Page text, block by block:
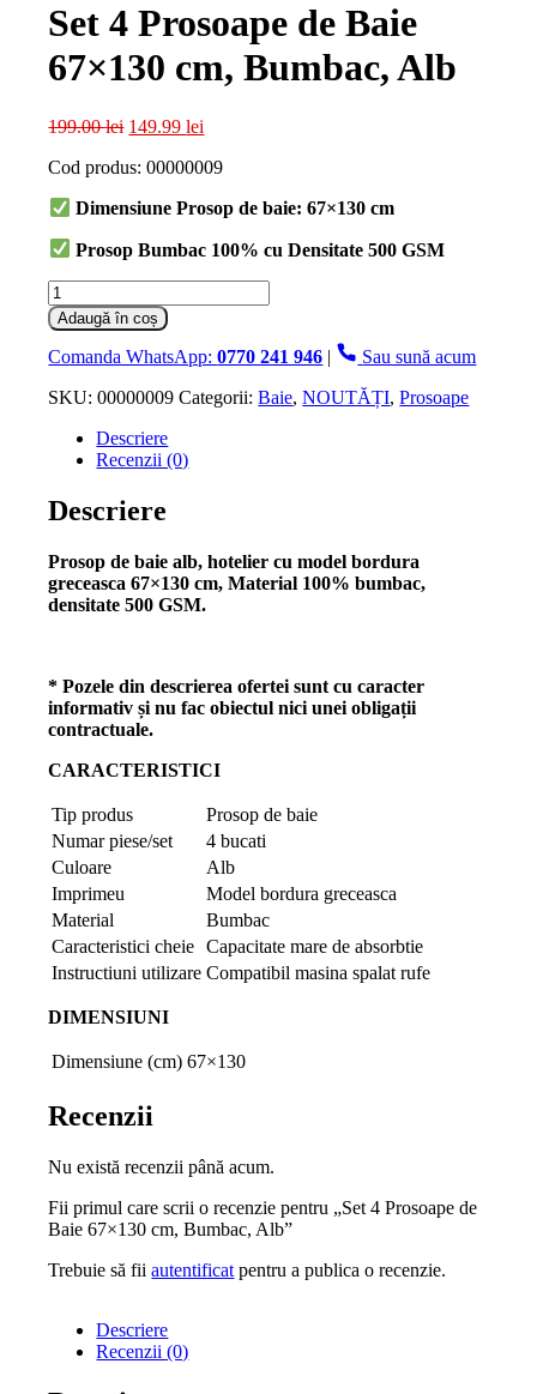
Set 4 Prosoape de Baie
67×130 cm, Bumbac, Alb
199.00lei Prețul
a
199.00 lei.
149.99lei
este:
Cod produs: 00000009
Dimensiune Prosop de baie: 67×130 cm
Prosop Bumbac 100% cu Densitate 500 GSM
Cantitate
Set
4
Prosoape
Baie
Bumbac,
Adaugă în coș
Comanda WhatsApp:0770 241 946 |
Sau sună acum
SKU:00000009 Categorii:Baie,NOUTĂȚI,Prosoape
Descriere
Recenzii (0)
Descriere
Prosop de baie alb, hotelier cu model bordura
greceasca 67×130 cm, Material 100% bumbac,
densitate 500 GSM.
* Pozele din descrierea ofertei sunt cu caracter
informativ și nu fac obiectul nici unei obligații
contractuale.
CARACTERISTICI
Tip produs
Prosop de baie
Numar piese/set
4 bucati
Culoare
Alb
Imprimeu
Model bordura greceasca
Material
Bumbac
Caracteristici cheie
Capacitate mare de absorbtie
Instructiuni utilizare Compatibil masina spalat rufe
DIMENSIUNI
Dimensiune (cm) 67×130
Recenzii
Nu există recenzii până acum.
Fii primul care scrii o recenzie pentru „Set 4 Prosoape de
Baie 67×130 cm, Bumbac, Alb”
Trebuie să fiiautentificat pentru a publica o recenzie.
Descriere
Recenzii (0)